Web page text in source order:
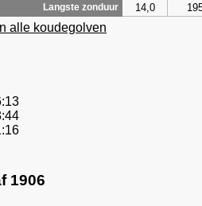
Langste zonduur 14,0
alle koudegolven
1906